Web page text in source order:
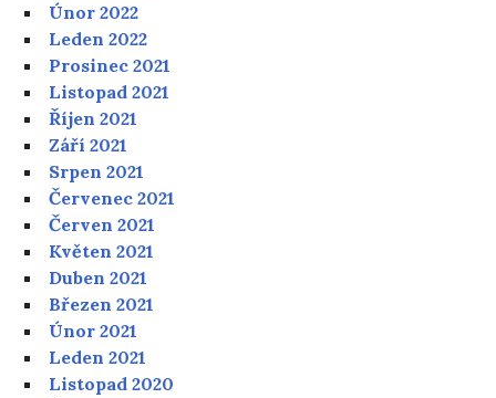
Únor 2022
Leden 2022
Prosinec 2021
Listopad 2021
Říjen 2021
Září 2021
Srpen 2021
Červenec 2021
Červen 2021
Květen 2021
Duben 2021
Březen 2021
Únor 2021
Leden 2021
Listopad 2020